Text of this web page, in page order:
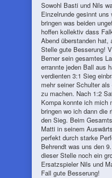
Sowohl Basti und Nils
Einzelrunde gesinnt uns
bringen was beiden
hoffen kollektiv dass
Abend überstanden hat,
Stelle gute Besserung!
Berner sein gesamtes
errannte jeden Ball aus
verdienten 3:1 Sieg
mehr seiner Schulter
zu machen. Nach 1:2
Kompa konnte ich mich
bringen wo ich dann die
den Sieg. Beim
Matti in seinem
perfekt durch starke
Behrendt was uns den
dieser Stelle noch ein
Ersatzspieler Nils und
Fall gute Besserung!